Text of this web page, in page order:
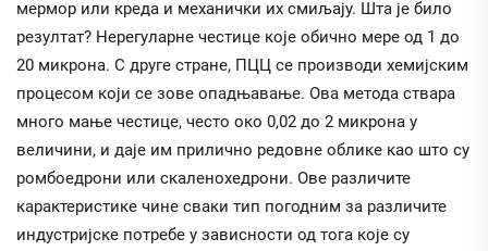
мермор или креда и механички их смиљају. Шта је било
резултат? Нерегуларне честице које обично мере од 1 до
20 микрона. С друге стране, ПЦЦ се производи хемијским
процесом који се зове опадњавање. Ова метода ствара
много мање честице, често око 0,02 до 2 микрона у
величини, и даје им прилично редовне облике као што су
ромбоедрони или скаленохедрони. Ове различите
карактеристике чине сваки тип погодним за различите
индустријске потребе у зависности од тога које су